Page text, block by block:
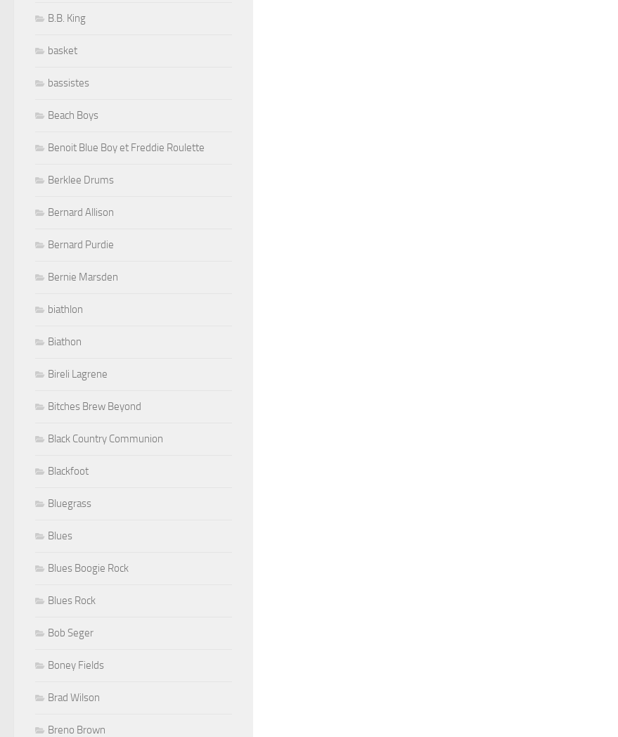
B.B. King
basket
bassistes
Beach Boys
Benoit Blue Boy et Freddie Roulette
Berklee Drums
Bernard Allison
Bernard Purdie
Bernie Marsden
biathlon
Biathon
Bireli Lagrene
Bitches Brew Beyond
Black Country Communion
Blackfoot
Bluegrass
Blues
Blues Boogie Rock
Blues Rock
Bob Seger
Boney Fields
Brad Wilson
Breno Brown